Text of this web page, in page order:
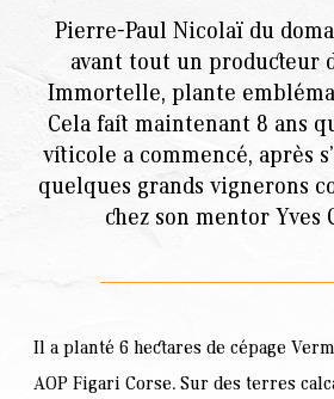
Pierre-Paul Nicolaï du
avant tout un producteur
Immortelle, plante
Cela fait maintenant 8 ans
viticole a commencé, après
quelques grands vignerons
chez son mentor Yves
Il a planté 6 hectares de cépage
AOP Figari Corse. Sur des terres